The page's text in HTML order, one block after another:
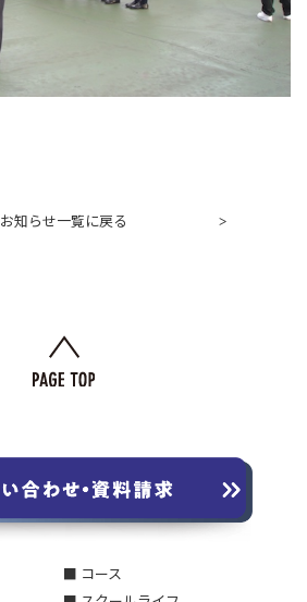
お知らせ一覧に戻る >
■ コース